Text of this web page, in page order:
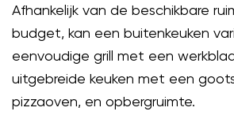
Afhankelijk van de beschikbare
budget, kan een buitenkeuken
eenvoudige grill met een
uitgebreide keuken met een
pizzaoven, en opbergruimte.